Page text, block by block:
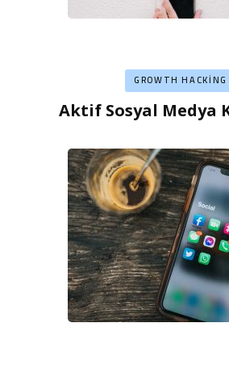
GROWTH HACKING
Aktif Sosyal Medya